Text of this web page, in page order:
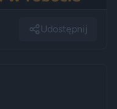
Udostępnij